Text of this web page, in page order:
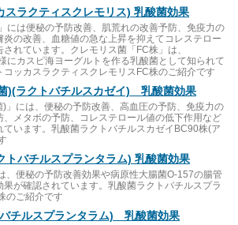
スラクティスクレモリス) 乳酸菌効果
には便秘の予防改善、肌荒れの改善予防、免疫力の
の改善、血糖値の急な上昇を抑えてコレステロー
れています。クレモリス菌「FC株」は、
にカスピ海ヨーグルトを作る乳酸菌として知られて
コッカスラクティスクレモリスFC株のご紹介です
)(ラクトバチルスカゼイ) 乳酸菌効果
)」には、便秘の予防改善、高血圧の予防、免疫力の
、メタボの予防、コレステロール値の低下作用など
ています。乳酸菌ラクトバチルスカゼイBC90株(ア
トバチルスプランタラム) 乳酸菌効果
、便秘の予防改善効果や病原性大腸菌O-157の腸管
果が確認されています。乳酸菌ラクトバチルスプラ
のご紹介です
チルスプランタラム) 乳酸菌効果